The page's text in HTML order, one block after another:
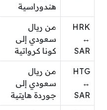
هندوراسية
HRK
↔
SAR
من ريال
سعودي إلى
كونا كرواتية
HTG
↔
SAR
من ريال
سعودي إلى
جوردة هايتية